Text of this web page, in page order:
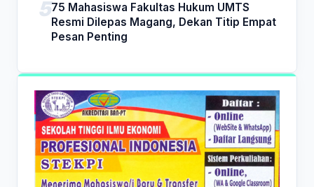
75 Mahasiswa Fakultas Hukum UMTS
Resmi Dilepas Magang, Dekan Titip Empat
Pesan Penting